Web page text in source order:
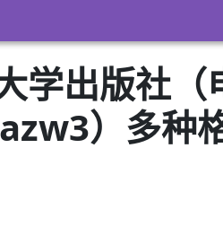
学出版社（
）多种